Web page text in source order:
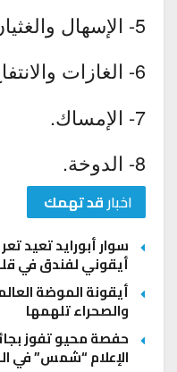
5- الإسهال والغثيان.
6- الغازات والانتفاخ.
7- الإمساك.
8- الدوخة.
اخبارقد تهمك
سوار أبورايد تعيد
أيقوني لفندق في
أيقونة الموضة
والصحراء تلهمها
حفصة محيو تفوز
الإعلام “شمس” في